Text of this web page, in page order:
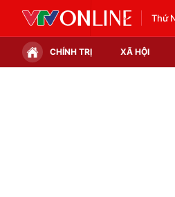
Thứ
CHÍNH TRỊ XÃ HỘI